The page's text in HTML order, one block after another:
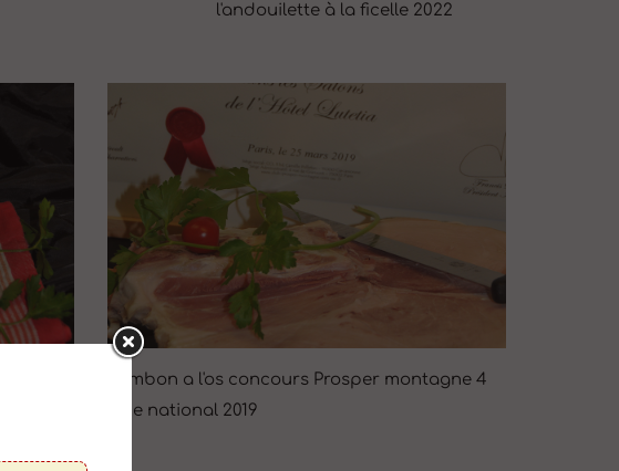
l'andouilette à la ficelle 2022
Jambon a l'os concours Prosper montagne 4
éme national 2019